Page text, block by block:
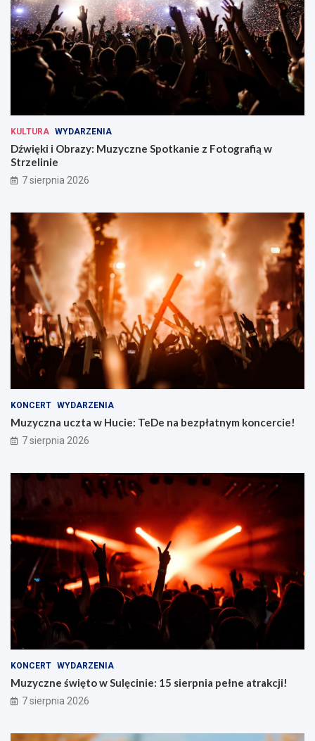
KULTURA WYDARZENIA
Dźwięki i Obrazy: Muzyczne Spotkanie z Fotografią w
Strzelinie
7 sierpnia 2026
KONCERT WYDARZENIA
Muzyczna uczta w Hucie: TeDe na bezpłatnym koncercie!
7 sierpnia 2026
KONCERT WYDARZENIA
Muzyczne święto w Sulęcinie: 15 sierpnia pełne atrakcji!
7 sierpnia 2026